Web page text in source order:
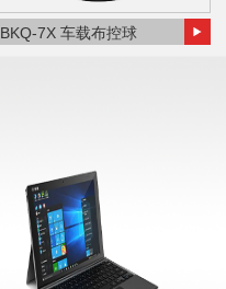
BKQ-7X 车载布控球